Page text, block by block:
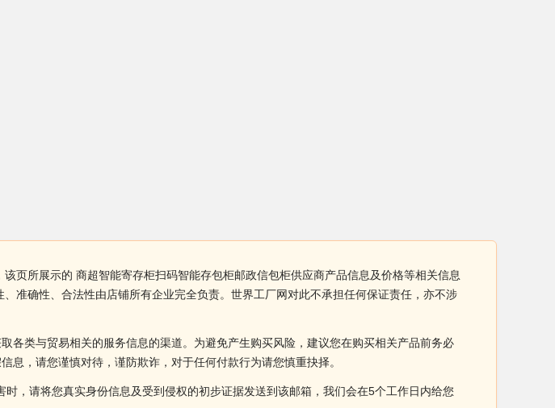
页所展示的 商超智能寄存柜扫码智能存包柜邮政信包柜供应商产品信息及价格等相关信息
准确性、合法性由店铺所有企业完全负责。世界工厂网对此不承担任何保证责任，亦不涉
各类与贸易相关的服务信息的渠道。为避免产生购买风险，建议您在购买相关产品前务必
，请您谨慎对待，谨防欺诈，对于任何付款行为请您慎重抉择。
，请将您真实身份信息及受到侵权的初步证据发送到该邮箱，我们会在5个工作日内给您